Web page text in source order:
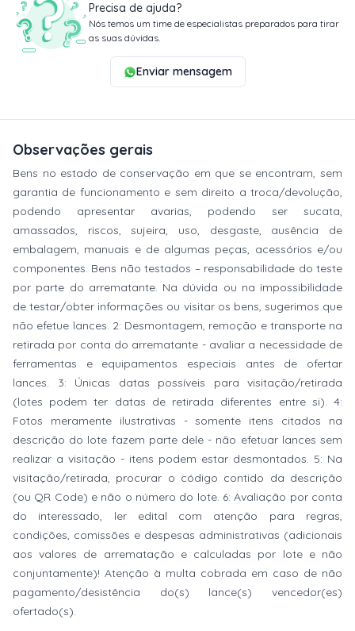
Precisa de ajuda?
Nós temos um time de especialistas preparados para tirar
as suas dúvidas.
Enviar mensagem
Observações gerais
Bens no estado de conservação em que se encontram, sem
garantia de funcionamento e sem direito a troca/devolução,
podendo apresentar avarias, podendo ser sucata,
amassados, riscos, sujeira, uso, desgaste, ausência de
embalagem, manuais e de algumas peças, acessórios e/ou
componentes. Bens não testados – responsabilidade do teste
por parte do arrematante. Na dúvida ou na impossibilidade
de testar/obter informações ou visitar os bens, sugerimos que
não efetue lances. 2: Desmontagem, remoção e transporte na
retirada por conta do arrematante - avaliar a necessidade de
ferramentas e equipamentos especiais antes de ofertar
lances. 3: Únicas datas possíveis para visitação/retirada
(lotes podem ter datas de retirada diferentes entre si). 4:
Fotos meramente ilustrativas - somente itens citados na
descrição do lote fazem parte dele - não efetuar lances sem
realizar a visitação - itens podem estar desmontados. 5: Na
visitação/retirada, procurar o código contido da descrição
(ou QR Code) e não o número do lote. 6: Avaliação por conta
do interessado, ler edital com atenção para regras,
condições, comissões e despesas administrativas (adicionais
aos valores de arrematação e calculadas por lote e não
conjuntamente)! Atenção à multa cobrada em caso de não
pagamento/desistência do(s) lance(s) vencedor(es)
ofertado(s).